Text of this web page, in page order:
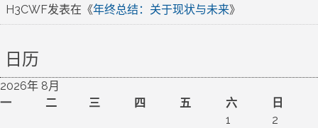
H3CWF发表在《年终总结：关于现状与未来》
日历
2026年 8月
一
二 三 四 五 六
日
1
2